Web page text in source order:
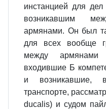
инстанцией для
возникавшим
армянами. Он был
для всех вообще
между
входившие Б
и возникавшие,
транспорте,
ducalis) и судом